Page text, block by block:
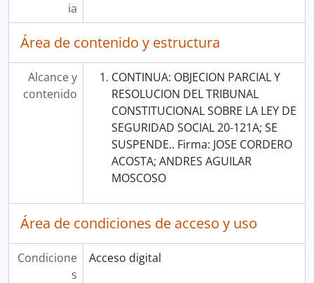
ia
Área de contenido y estructura
Alcance y
contenido
CONTINUA: OBJECION PARCIAL Y
RESOLUCION DEL TRIBUNAL
CONSTITUCIONAL SOBRE LA LEY DE
SEGURIDAD SOCIAL 20-121A; SE
SUSPENDE.. Firma: JOSE CORDERO
ACOSTA; ANDRES AGUILAR
MOSCOSO
Área de condiciones de acceso y uso
Condicione
s
Acceso digital